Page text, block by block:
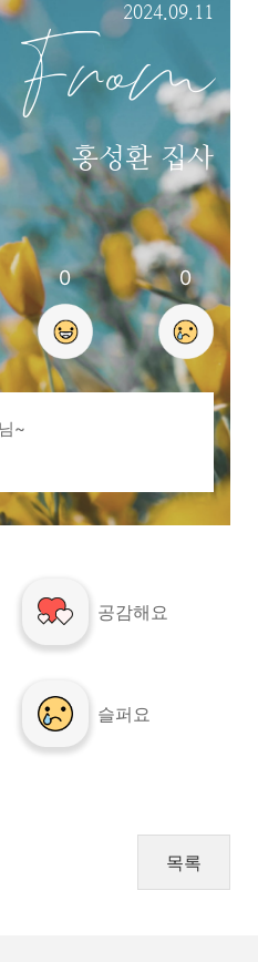
2024.09.11
From
홍성환 집사
0 0
~
공감해요
슬퍼요
목록